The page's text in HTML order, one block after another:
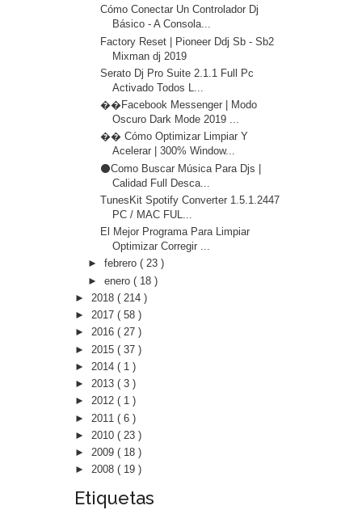
Cómo Conectar Un Controlador Dj
Básico - A Consola...
Factory Reset | Pioneer Ddj Sb - Sb2
Mixman dj 2019
Serato Dj Pro Suite 2.1.1 Full Pc
Activado Todos L...
��Facebook Messenger | Modo
Oscuro Dark Mode 2019 ...
�� Cómo Optimizar Limpiar Y
Acelerar | 300% Window...
⚫Como Buscar Música Para Djs |
Calidad Full Desca...
TunesKit Spotify Converter 1.5.1.2447
PC / MAC FUL...
El Mejor Programa Para Limpiar
Optimizar Corregir ...
► febrero ( 23 )
► enero ( 18 )
► 2018 ( 214 )
► 2017 ( 58 )
► 2016 ( 27 )
► 2015 ( 37 )
► 2014 ( 1 )
► 2013 ( 3 )
► 2012 ( 1 )
► 2011 ( 6 )
► 2010 ( 23 )
► 2009 ( 18 )
► 2008 ( 19 )
Etiquetas